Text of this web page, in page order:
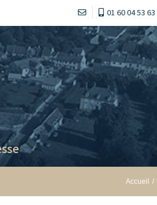
01 60 04 53 63
Accueil /